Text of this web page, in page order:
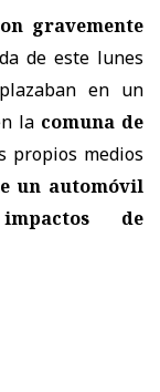
gravemente
de este lunes
en un
la comuna de
propios medios
un automóvil
de